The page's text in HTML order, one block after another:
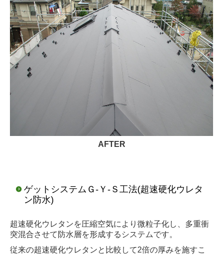
AFTER
ゲットシステムＧ-Ｙ-Ｓ工法(超速硬化ウレタ
ン防水)
超速硬化ウレタンを圧縮空気により微粒子化し、多重衝
突混合させて防水層を形成するシステムです。
従来の超速硬化ウレタンと比較して2倍の厚みを施すこ